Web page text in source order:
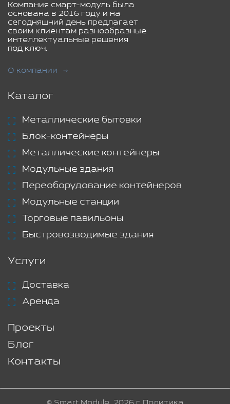
Компания смарт-модуль была
основана в 2016 году и на
сегодняшний день предлагает
своим клиентам разнообразные
интеллектуальные решения
под ключ.
О компании
Каталог
Металлические бытовки
Блок-контейнеры
Металлические контейнеры
Модульные здания
Переоборудование контейнеров
Модульные станции
Торговые павильоны
Быстровозводимые здания
Услуги
Доставка
Аренда
Проекты
Блог
Контакты